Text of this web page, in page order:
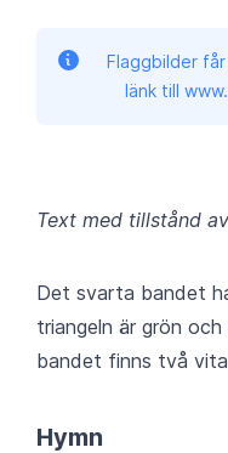
Flaggbilder
länk till
Text med tillstånd
Det svarta bandet
triangeln är grön
bandet finns två
Hymn